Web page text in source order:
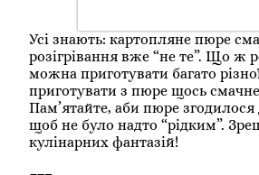
Усі знають: картопляне пюре
розігрівання вже “не те”. Що ж
можна приготувати багато
приготувати з пюре щось
Пам’ятайте, аби пюре
щоб не було надто “рідким”.
кулінарних фантазій!